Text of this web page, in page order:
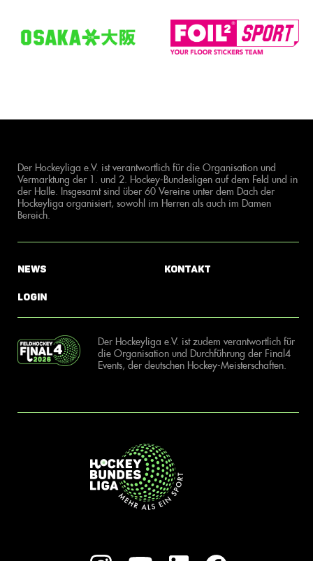
Der Hockeyliga e.V. ist verantwortlich für die Organisation und
Vermarktung der 1. und 2. Hockey-Bundesligen auf dem Feld und in
der Halle. Insgesamt sind über 60 Vereine unter dem Dach der
Hockeyliga organisiert, sowohl im Herren als auch im Damen
Bereich.
News
Login
Kontakt
Der Hockeyliga e.V. ist zudem verantwortlich für
die Organisation und Durchführung der Final4
Events, der deutschen Hockey-Meisterschaften.